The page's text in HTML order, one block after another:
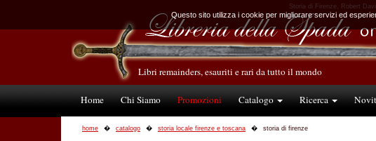
Storia di Firenze, Robert
Libri remainders, esauriti e rari da tutto il mondo
Home Chi Siamo Promozioni Catalogo Ricerca
home catalogo storia locale firenze e toscana storia di firenze
Questo sito utilizza i cookie per migliorare servizi ed